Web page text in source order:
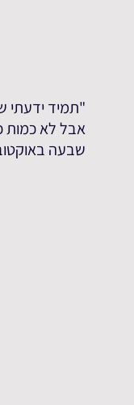
"תמיד ידעתי
אבל לא כמות
שבעה